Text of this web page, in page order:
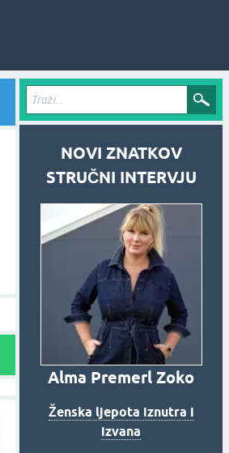
NOVI ZNATKOV
STRUČNI INTERVJU
Alma Premerl Zoko
Ženska ljepota iznutra i
izvana